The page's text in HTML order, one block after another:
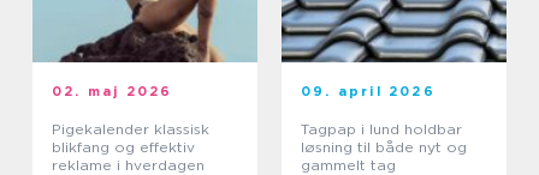
02. maj 2026
Pigekalender klassisk
blikfang og effektiv
reklame i hverdagen
09. april 2026
Tagpap i lund holdbar
løsning til både nyt og
gammelt tag